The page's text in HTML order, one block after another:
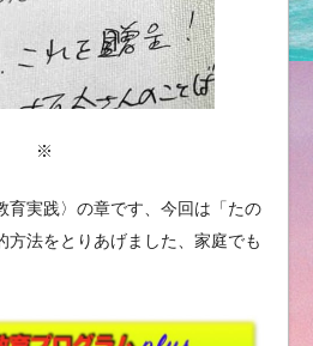
※
実践〉の章です、今回は「たの
方法をとりあげました、家庭でも